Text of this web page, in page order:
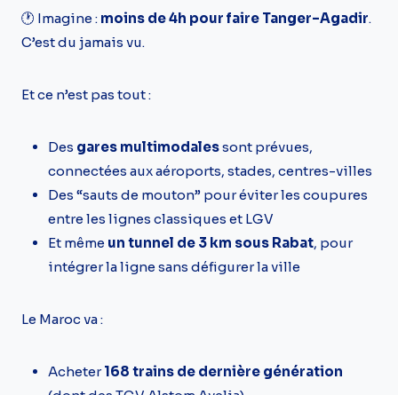
🕐 Imagine : moins de 4h pour faire Tanger–Agadir.
C’est du jamais vu.
Et ce n’est pas tout :
Des gares multimodalessont prévues,
connectées aux aéroports, stades, centres-villes
Des “sauts de mouton” pour éviter les coupures
entre les lignes classiques et LGV
Et même un tunnel de 3 km sous Rabat, pour
intégrer la ligne sans défigurer la ville
Le Maroc va :
Acheter168 trains de dernière génération